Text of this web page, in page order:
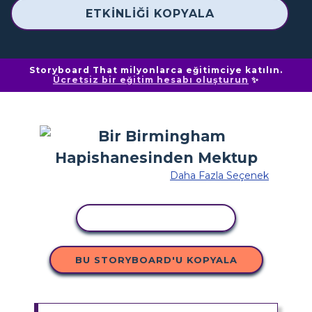
ETKINLIĞI KOPYALA
Storyboard That milyonlarca eğitimciye katılın.
Ücretsiz bir eğitim hesabı oluşturun ✨
Daha Fazla Seçenek
BU STORYBOARD'U KOPYALA